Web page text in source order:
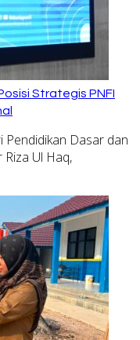
Strategis PNFI
Pendidikan Dasar dan
Ul Haq,